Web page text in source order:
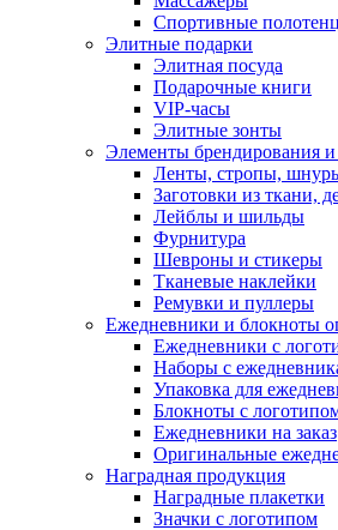
Спортивные
Элитные подарки
Элитная посуда
Подарочные книги
VIP-часы
Элитные зонты
Элементы брендирования и
Ленты, стропы,
Заготовки из ткани,
Лейблы и шильды
Фурнитура
Шевроны и стикеры
Тканевые наклейки
Ремувки и пуллеры
Ежедневники и блокноты
Ежедневники с
Наборы с
Упаковка для
Блокноты с
Ежедневники на заказ
Оригинальные
Наградная продукция
Наградные плакетки
Значки с логотипом